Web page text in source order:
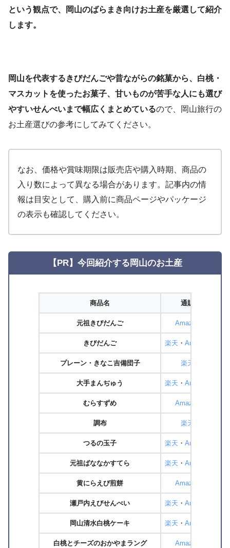
という観点で、岡山のばらまき向けお土産を厳選して紹介
します。
岡山を代表するきびだんごや昔ながらの銘菓から、白桃・
マスカットを使ったお菓子、甘いものが苦手な人にも選び
やすいせんべいまで幅広くまとめているので、岡山旅行の
お土産選びの参考にしてみてください。
なお、価格や賞味期限は販売店や購入時期、商品の
入り数によって異なる場合があります。記事内の情
報は目安として、購入前に商品ページやパッケージ
の表示も確認してください。
【PR】今回紹介する岡山のお土産
商品名 通販
元祖きびだんご Amazon
きびだんご 楽天 ・Amazon
プレーン・きなこ吉備団子 楽天
大手まんぢゅう 楽天 ・Amazon
むらすずめ Amazon
調布 楽天
つるの玉子 楽天 ・Amazon
元祖ばななかすてら 楽天 ・Amazon
黄にらえび煎餅 Amazon
瀬戸内えびせんべい 楽天 ・Amazon
岡山清水白桃ケーキ 楽天 ・Amazon
白桃とチーズのおかやまラング Amazon